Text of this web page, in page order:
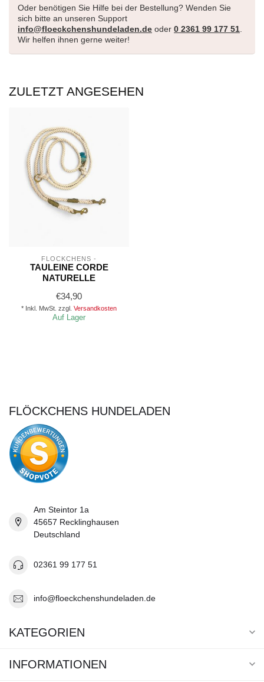
Oder benötigen Sie Hilfe bei der Bestellung? Wenden Sie
sich bitte an unseren Support
info@floeckchenshundeladen.de oder 0 2361 99 177 51.
Wir helfen ihnen gerne weiter!
ZULETZT ANGESEHEN
FLÖCKCHENS -
TAULEINE CORDE
NATURELLE
€34,90
* Inkl. MwSt. zzgl. Versandkosten
Auf Lager
FLÖCKCHENS HUNDELADEN
Am Steintor 1a
45657 Recklinghausen
Deutschland
02361 99 177 51
info@floeckchenshundeladen.de
KATEGORIEN
INFORMATIONEN